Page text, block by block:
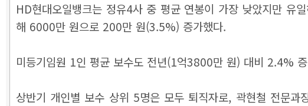
HD현대오일뱅크는 정유4사 중 평균 연봉이 가장 낮았지만 유
해 6000만 원으로 200만 원(3.5%) 증가했다.
미등기임원 1인 평균 보수도 전년(1억3800만 원) 대비 2.4%
상반기 개인별 보수 상위 5명은 모두 퇴직자로, 곽현철 전문